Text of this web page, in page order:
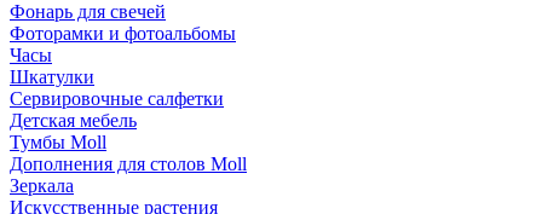
Фонарь для свечей
Фоторамки и фотоальбомы
Часы
Шкатулки
Сервировочные салфетки
Детская мебель
Тумбы Moll
Дополнения для столов Moll
Зеркала
Искусственные растения